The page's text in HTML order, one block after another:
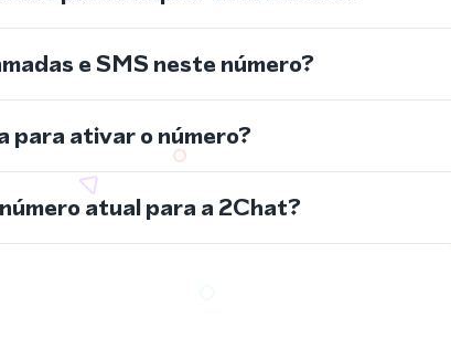
e SMS neste número?
para ativar o número?
atual para a 2Chat?